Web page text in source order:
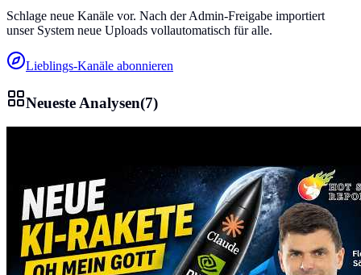
Schlage neue Kanäle vor. Nach der Admin-Freigabe importiert
unser System neue Uploads vollautomatisch für alle.
Lieblings-Kanäle abonnieren
Neueste Analysen(7)